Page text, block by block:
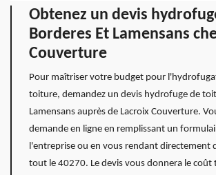
Obtenez un devis
Borderes Et Lamensans
Couverture
Pour maîtriser votre budget pour
toiture, demandez un devis hydrofuge de
Lamensans auprès de Lacroix Couverture.
demande en ligne en remplissant un
l'entreprise ou en vous rendant directement
tout le 40270. Le devis vous donnera le